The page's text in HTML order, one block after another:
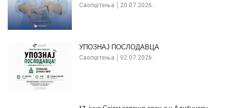
Саопштења 20.07.2026.
Саопштења 02.07.2026.
УПОЗНАЈ ПОСЛОДАВЦА